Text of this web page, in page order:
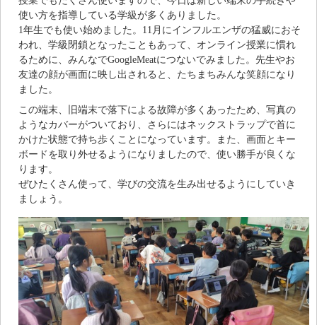
使い方を指導している学級が多くありました。
1年生でも使い始めました。11月にインフルエンザの猛威におそ
われ、学級閉鎖となったこともあって、オンライン授業に慣れ
るために、みんなでGoogleMeatにつないでみました。先生やお
友達の顔が画面に映し出されると、たちまちみんな笑顔になり
ました。
この端末、旧端末で落下による故障が多くあったため、写真の
ようなカバーがついており、さらにはネックストラップで首に
かけた状態で持ち歩くことになっています。また、画面とキー
ボードを取り外せるようになりましたので、使い勝手が良くな
ります。
ぜひたくさん使って、学びの交流を生み出せるようにしていき
ましょう。